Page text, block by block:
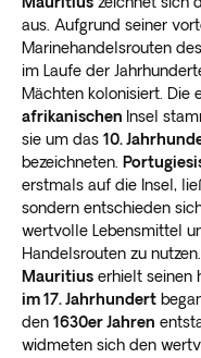
aus. Aufgrund seiner
Marinehandelsrouten des
im Laufe der
Mächten kolonisiert. Die
afrikanischen Insel
sie um das 10.
bezeichneten.
erstmals auf die Insel,
sondern entschieden
wertvolle Lebensmittel
Handelsrouten zu nutzen.
Mauritius erhielt seinen
im 17. Jahrhundert
den 1630er Jahren
widmeten sich den